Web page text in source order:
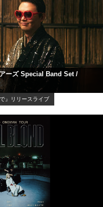
ーズ Special Band Set /
』リリースライブ